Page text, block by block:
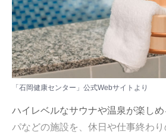
「石岡健康センター」公式Webサイトより
ハイレベルなサウナや温泉が楽し
パなどの施設を、休日や仕事終わ